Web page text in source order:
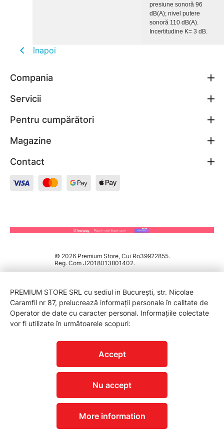
presiune sonoră 96
dB(A); nivel putere
sonoră 110 dB(A).
Incertitudine K= 3 dB.
înapoi
Compania
Servicii
Pentru cumpărători
Magazine
Contact
© 2026 Premium Store, Cui Ro39922855.
Reg. Com J2018013801402.
PREMIUM STORE SRL cu sediul in București, str. Nicolae
Caramfil nr 87, prelucrează informații personale în calitate de
Operator de date cu caracter personal. Informațiile colectate
vor fi utilizate în următoarele scopuri:
Accept
Nu accept
More information